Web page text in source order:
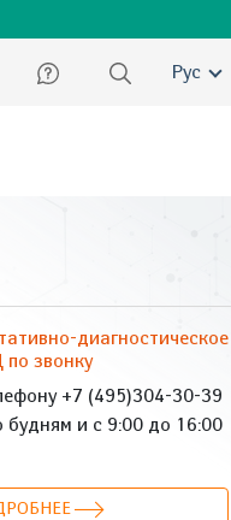
Русский
диагностическое
звонку
+7 (495)304-30-39
будням и с 9:00 до 16:00